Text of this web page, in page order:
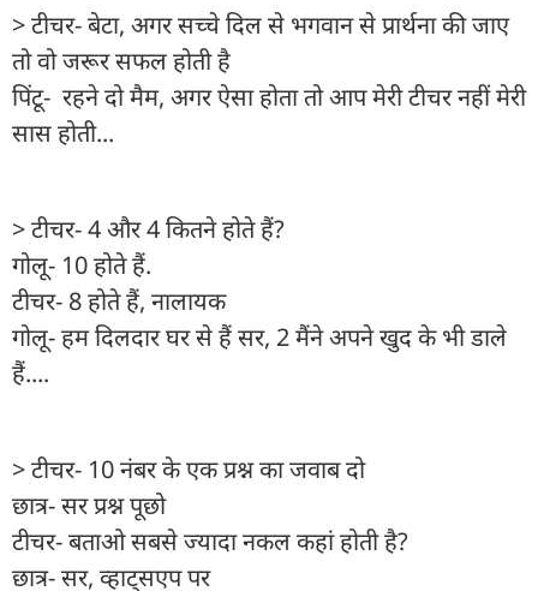
> टीचर- बेटा, अगर सच्चे दिल से भगवान से प्रार्थना की जाए
तो वो जरूर सफल होती है
पिंटू- रहने दो मैम, अगर ऐसा होता तो आप मेरी टीचर नहीं मेरी
सास होती...
> टीचर- 4 और 4 कितने होते हैं?
गोलू- 10 होते हैं.
टीचर- 8 होते हैं, नालायक
गोलू- हम दिलदार घर से हैं सर, 2 मैंने अपने खुद के भी डाले
हैं....
> टीचर- 10 नंबर के एक प्रश्न का जवाब दो
छात्र- सर प्रश्न पूछो
टीचर- बताओ सबसे ज्यादा नकल कहां होती है?
छात्र- सर, व्हाट्सएप पर